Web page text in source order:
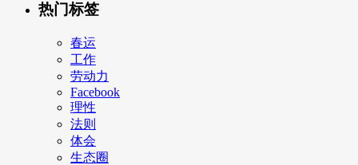
热门标签
春运
工作
劳动力
Facebook
理性
法则
体会
生态圈